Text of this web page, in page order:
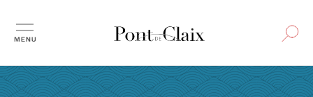
contenu
principal